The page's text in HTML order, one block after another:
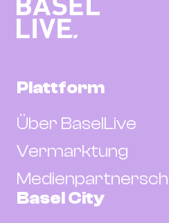
Plattform
Über BaselLive
Vermarktung
Basel City